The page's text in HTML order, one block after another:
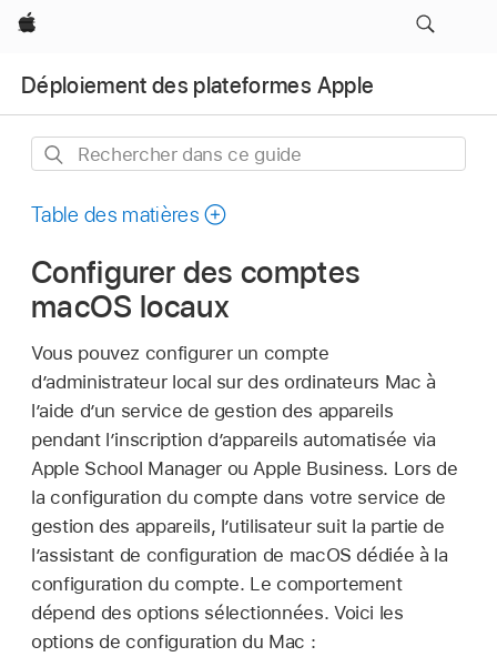
Apple
Déploiement des plateformes Apple
Rechercher
ce
Table des matières
Configurer des comptes
macOS locaux
Vous pouvez configurer un compte
d’administrateur local sur des ordinateurs Mac à
l’aide dʼun service de gestion des appareils
pendant l’inscription d’appareils automatisée via
Apple School Manager ou Apple Business. Lors de
la configuration du compte dans votre service de
gestion des appareils, l’utilisateur suit la partie de
l’assistant de configuration de macOS dédiée à la
configuration du compte. Le comportement
dépend des options sélectionnées. Voici les
options de configuration du Mac :